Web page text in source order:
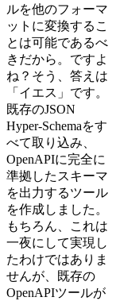
ルを他のフォーマ
ットに変換するこ
とは可能であるべ
きだから。ですよ
ね？そう、答えは
「イエス」です。
既存のJSON
Hyper-Schemaをす
べて取り込み、
OpenAPIに完全に
準拠したスキーマ
を出力するツール
を作成しました。
もちろん、これは
一夜にして実現し
たわけではありま
せんが、既存の
OpenAPIツールが